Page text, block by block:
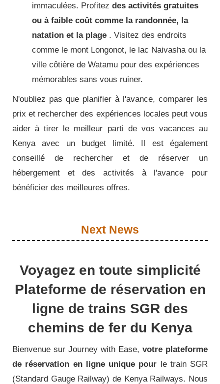
immaculées. Profitez des activités gratuites
ou à faible coût comme la randonnée, la
natation et la plage . Visitez des endroits
comme le mont Longonot, le lac Naivasha ou la
ville côtière de Watamu pour des expériences
mémorables sans vous ruiner.
N'oubliez pas que planifier à l'avance, comparer les
prix et rechercher des expériences locales peut vous
aider à tirer le meilleur parti de vos vacances au
Kenya avec un budget limité. Il est également
conseillé de rechercher et de réserver un
hébergement et des activités à l'avance pour
bénéficier des meilleures offres.
Next News
Voyagez en toute simplicité
Plateforme de réservation en
ligne de trains SGR des
chemins de fer du Kenya
Bienvenue sur Journey with Ease, votre plateforme
de réservation en ligne unique pour le train SGR
(Standard Gauge Railway) de Kenya Railways. Nous